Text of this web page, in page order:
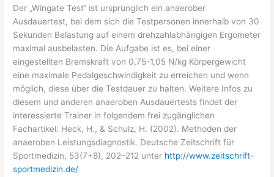
Der „Wingate Test“ ist ursprünglich ein anaerober
Ausdauertest, bei dem sich die Testpersonen innerhalb von 30
Sekunden Belastung auf einem drehzahlabhängigen Ergometer
maximal ausbelasten. Die Aufgabe ist es, bei einer
eingestellten Bremskraft von 0,75-1,05 N/kg Körpergewicht
eine maximale Pedalgeschwindigkeit zu erreichen und wenn
möglich, diese über die Testdauer zu halten. Weitere Infos zu
diesem und anderen anaeroben Ausdauertests findet der
interessierte Trainer in folgendem frei zugänglichen
Fachartikel: Heck, H., & Schulz, H. (2002). Methoden der
anaeroben Leistungsdiagnostik. Deutsche Zeitschrift für
Sportmedizin, 53(7+8), 202–212 unter http://www.zeitschrift-
sportmedizin.de/